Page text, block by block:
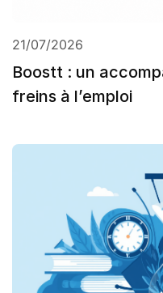
21/07/2026
Boostt : un
freins à l’emploi